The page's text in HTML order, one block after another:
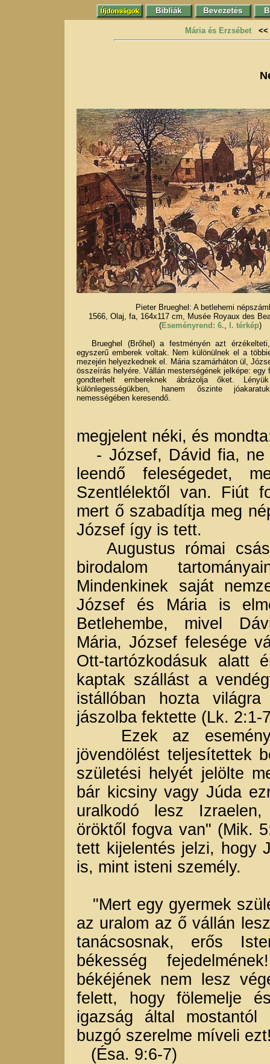
Mária és Erzsébet <<
Pieter Brueghel: A betlehemi
1566, Olaj, fa, 164x117 cm, Musée Royaux des
(Eseményrend: 6. I. térkép)
Brueghel (Brőhel) a festményén azt
egyszerű emberek voltak. Nem különülnek el a
mezején helyezkednek el. Mária szamárháton ül,
összeírás helyére. Vállán mesterségének jelképe: egy
gondterhelt embereknek ábrázolja őket.
különlegességükben, hanem őszinte
nemességében keresendő.
megjelent néki, és
- József, Dávid fia, ne
leendő feleségedet,
Szentlélektől van. Fiút
mert ő szabadítja meg
József így is tett.
Augustus római
birodalom
Mindenkinek saját
József és Mária is
Betlehembe, mivel
Mária, József felesége
Ott-tartózkodásuk alatt
kaptak szállást a
istállóban hozta
jászolba fektette (Lk. 2:1-
Ezek az
jövendölést teljesítettek
születési helyét jelölte
bár kicsiny vagy Júda
uralkodó lesz
öröktől fogva van" (Mik.
tett kijelentés jelzi, hogy
is, mint isteni személy.
"Mert egy gyermek
az uralom az ő vállán
tanácsosnak, erős
békesség
békéjének nem lesz
felett, hogy fölemelje
igazság által mostantól
buzgó szerelme míveli
(Ésa. 9:6-7)